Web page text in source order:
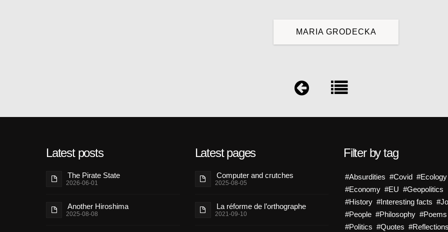
MARIA GRODECKA
Latest posts
The Pirate State
2026-06-01
Another Hiroshima
2025-08-08
Latest pages
Computer and crutches
2025-08-05
La réforme de l’orthographe
2021-09-10
Filter by tag
#Absurdities #Covid #Ecology
#Economy #EU #Geopolitics
#History #Interesting facts
#People #Philosophy #Poems
#Politics #Quotes #Reflections